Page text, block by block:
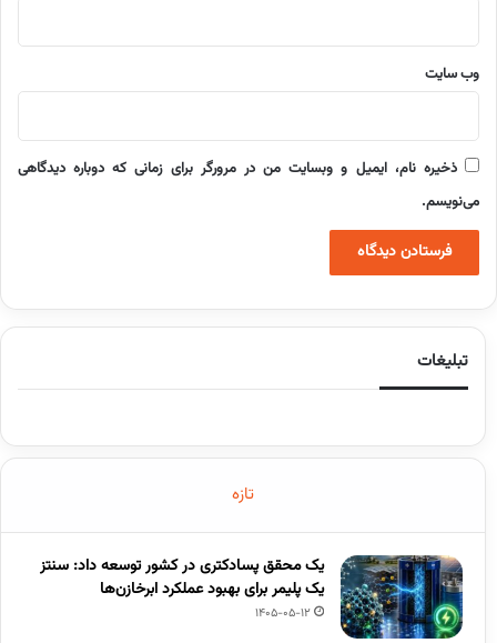
وب‌ سایت
ذخیره نام، ایمیل و وبسایت من در مرورگر برای زمانی که دوباره دیدگاهی
می‌نویسم.
تبلیغات
تازه
یک محقق پسادکتری در کشور توسعه داد: سنتز
یک پلیمر برای بهبود عملکرد ابرخازن‌ها
1405-05-12